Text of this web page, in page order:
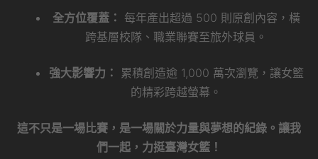
全方位覆蓋： 每年產出超過 500 則原創內容，橫
跨基層校隊、職業聯賽至旅外球員。
強大影響力：
累積創造逾 1,000 萬次瀏覽，讓女籃
的精彩跨越螢幕。
這不只是一場比賽，是一場關於力量與夢想的紀錄。讓我
們一起，力挺臺灣女籃！